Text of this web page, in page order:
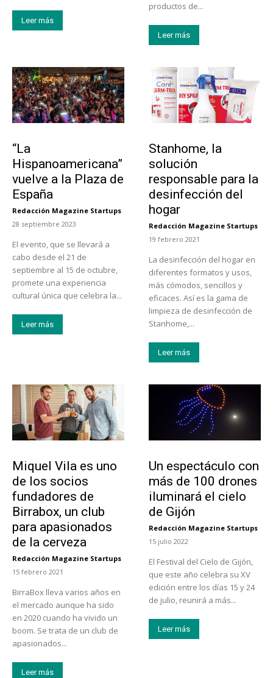
Leer más
productos de...
Leer más
“La
Hispanoamericana”
vuelve a la Plaza de
España
Redacción Magazine Startups
-
28 septiembre 2023
El evento, que se llevará a
cabo desde el 21 de
septiembre al 15 de octubre,
promete una experiencia
cultural única que celebra la...
Leer más
Stanhome, la
solución
responsable para la
desinfección del
hogar
Redacción Magazine Startups
-
19 febrero 2021
La desinfección del hogar en
diferentes formatos y usos,
más cómodos, sencillos y
eficaces. Así es la gama de
limpieza de desinfección de
Stanhome,...
Leer más
Miquel Vila es uno
de los socios
fundadores de
Birrabox, un club
para apasionados
de la cerveza
Redacción Magazine Startups
-
15 febrero 2021
BirraBox lleva varios años en
el mercado aunque ha sido
en 2020 cuando ha vivido un
boom. Se trata de un club de
apasionados...
Leer más
Un espectáculo con
más de 100 drones
iluminará el cielo
de Gijón
Redacción Magazine Startups
-
15 julio 2022
El Festival del Cielo de Gijón,
que este año celebra su XV
edición entre los días 15 y 24
de julio, reunirá a más...
Leer más